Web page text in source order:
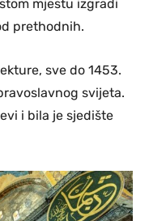
mjestu izgradi
prethodnih.
sve do 1453.
svijeta.
i bila je sjedište